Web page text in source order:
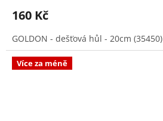
160 Kč
GOLDON - dešťová hůl - 20cm (35450)
Více za méně